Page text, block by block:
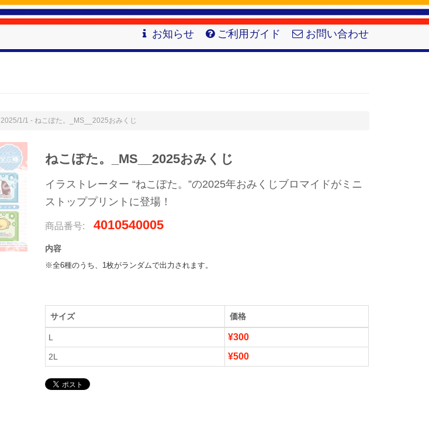
お知らせ ご利用ガイド お問い合わせ
2025/1/1 - ねこぽた。_MS__2025おみくじ
ねこぽた。_MS__2025おみくじ
イラストレーター “ねこぽた。”の2025年おみくじブロマイドがミニ
ストッププリントに登場！
商品番号: 4010540005
内容
※全6種のうち、1枚がランダムで出力されます。
サイズ 価格
L ¥300
2L ¥500